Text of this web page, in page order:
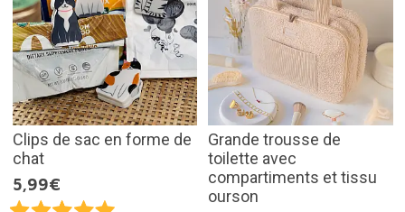
Clips de sac en forme de
chat
5,99€
Grande trousse de
toilette avec
compartiments et tissu
ourson